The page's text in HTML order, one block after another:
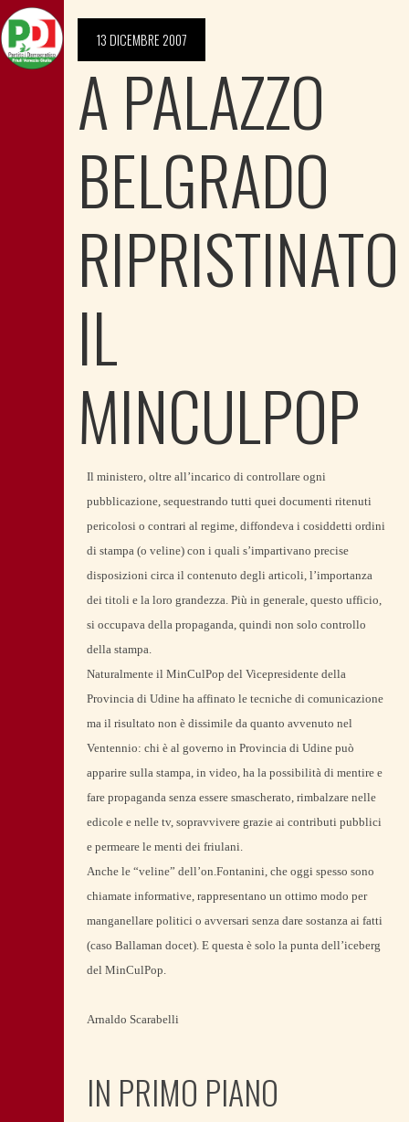
13 DICEMBRE 2007
A PALAZZO
BELGRADO
RIPRISTINATO
IL
MINCULPOP
Il ministero, oltre all’incarico di controllare ogni
pubblicazione, sequestrando tutti quei documenti ritenuti
pericolosi o contrari al regime, diffondeva i cosiddetti ordini
di stampa (o veline) con i quali s’impartivano precise
disposizioni circa il contenuto degli articoli, l’importanza
dei titoli e la loro grandezza. Più in generale, questo ufficio,
si occupava della propaganda, quindi non solo controllo
della stampa.
Naturalmente il MinCulPop del Vicepresidente della
Provincia di Udine ha affinato le tecniche di comunicazione
ma il risultato non è dissimile da quanto avvenuto nel
Ventennio: chi è al governo in Provincia di Udine può
apparire sulla stampa, in video, ha la possibilità di mentire e
fare propaganda senza essere smascherato, rimbalzare nelle
edicole e nelle tv, sopravvivere grazie ai contributi pubblici
e permeare le menti dei friulani.
Anche le “veline” dell’on.Fontanini, che oggi spesso sono
chiamate informative, rappresentano un ottimo modo per
manganellare politici o avversari senza dare sostanza ai fatti
(caso Ballaman docet). E questa è solo la punta dell’iceberg
del MinCulPop.
Arnaldo Scarabelli
IN PRIMO PIANO